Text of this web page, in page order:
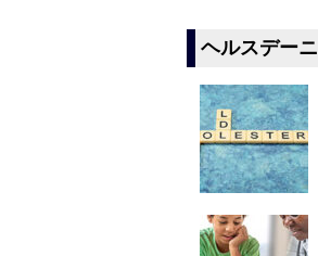
ヘルスデー